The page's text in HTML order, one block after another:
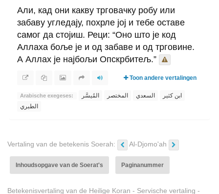
Али, кад они какву трговачку робу или
забаву угледају, похрле јој и тебе оставе
самог да стојиш. Реци: “Оно што је код
Аллаха боље је и од забаве и од трговине.
А Аллах је најбољи Опскрбитељ.”
Toon andere vertalingen
Arabische exegeses: المُيسَّر المختصر السعدي
ابن كثير
الطبري
Vertaling van de betekenis Soerah: Al-Djomo'ah
Inhoudsopgave van de Soerat's Paginanummer
Betekenisvertaling van de Heilige Koran - Servische vertaling -